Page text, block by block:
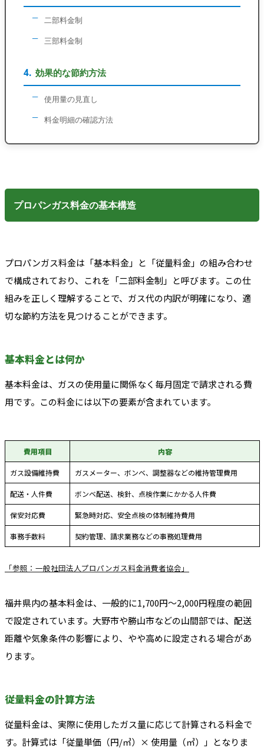
二部料金制
三部料金制
効果的な節約方法
使用量の見直し
料金明細の確認方法
プロパンガス料金の基本構造
プロパンガス料金は「基本料金」と「従量料金」の組み合わせ
で構成されており、これを「二部料金制」と呼びます。この仕
組みを正しく理解することで、ガス代の内訳が明確になり、適
切な節約方法を見つけることができます。
基本料金とは何か
基本料金は、ガスの使用量に関係なく毎月固定で請求される費
用です。この料金には以下の要素が含まれています。
費用項目 内容
ガス設備維持費 ガスメーター、ボンベ、調整器などの維持管理費用
配送・人件費 ボンベ配送、検針、点検作業にかかる人件費
保安対応費 緊急時対応、安全点検の体制維持費用
事務手数料 契約管理、請求業務などの事務処理費用
「参照：一般社団法人プロパンガス料金消費者協会」
福井県内の基本料金は、一般的に1,700円〜2,000円程度の範囲
で設定されています。大野市や勝山市などの山間部では、配送
距離や気象条件の影響により、やや高めに設定される場合があ
ります。
従量料金の計算方法
従量料金は、実際に使用したガス量に応じて計算される料金で
す。計算式は「従量単価（円/㎥）× 使用量（㎥）」となりま